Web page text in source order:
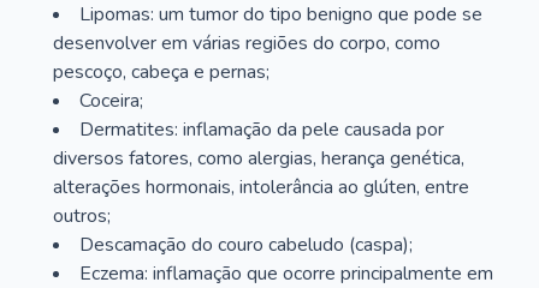
Lipomas: um tumor do tipo benigno que pode se
desenvolver em várias regiões do corpo, como
pescoço, cabeça e pernas;
Coceira;
Dermatites: inflamação da pele causada por
diversos fatores, como alergias, herança genética,
alterações hormonais, intolerância ao glúten, entre
outros;
Descamação do couro cabeludo (caspa);
Eczema: inflamação que ocorre principalmente em